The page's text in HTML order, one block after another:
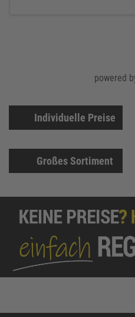
Individuelle Preise
Großes Sortiment
powered